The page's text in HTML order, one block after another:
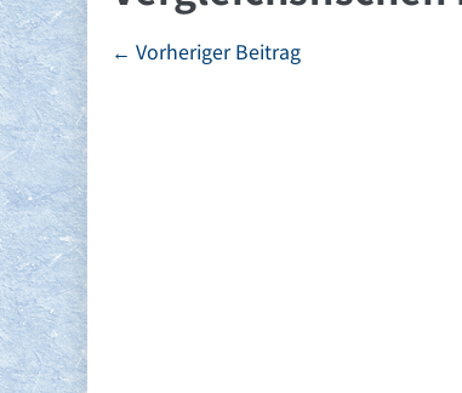
Beitragsnavigation
← Vorheriger Beitrag